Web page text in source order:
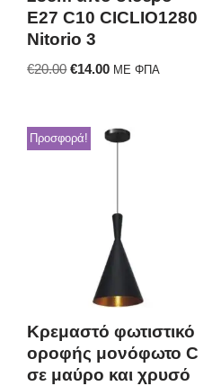
E27 C10 CICLIO1280
Nitorio 3
€20.00 €14.00 ΜΕ ΦΠΑ
Προσφορά!
Κρεμαστό φωτιστικό
οροφής μονόφωτο C
σε μαύρο και χρυσό